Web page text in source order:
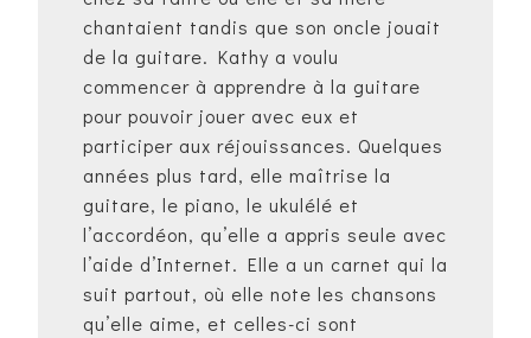
chantaient tandis que son oncle jouait
de la guitare. Kathy a voulu
commencer à apprendre à la guitare
pour pouvoir jouer avec eux et
participer aux réjouissances. Quelques
années plus tard, elle maîtrise la
guitare, le piano, le ukulélé et
l’accordéon, qu’elle a appris seule avec
l’aide d’Internet. Elle a un carnet qui la
suit partout, où elle note les chansons
qu’elle aime, et celles-ci sont